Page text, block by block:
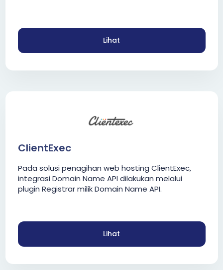
Lihat
ClientExec
Pada solusi penagihan web hosting ClientExec,
integrasi Domain Name API dilakukan melalui
plugin Registrar milik Domain Name API.
Lihat